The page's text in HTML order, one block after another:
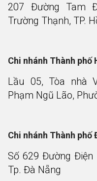
207 Đường Tam
Trường Thạnh, TP.
Chi nhánh Thành phố
Lầu 05, Tòa nhà
Phạm Ngũ Lão,
Chi nhánh Thành phố
Số 629 Đường Điện
Tp. Đà Nẵng